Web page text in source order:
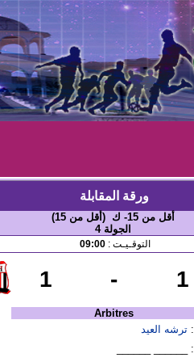
ورقة المقابلة
أقل من 15- ك (أقل من 15)
الجولة 4
التوقـيـت :09:00
1
-
1
Arbitres
: ترشه العيد
: ______ ______